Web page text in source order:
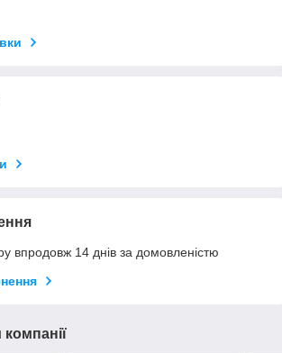
впродовж 14 днів за домовленістю
компанії